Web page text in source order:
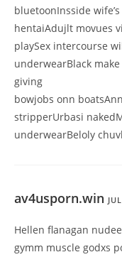
bluetoonInsside
hentaiAdujlt movues
playSex intercourse
underwearBlack
giving
bowjobs onn
stripperUrbasi
underwearBeloly
av4usporn.win
Hellen flanagan
gymm muscle godxs